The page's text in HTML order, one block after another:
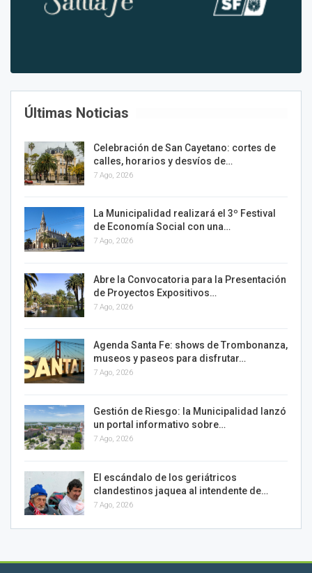
Últimas Noticias
Celebración de San Cayetano: cortes de
calles, horarios y desvíos de…
7 Ago, 2026
La Municipalidad realizará el 3º Festival
de Economía Social con una…
7 Ago, 2026
Abre la Convocatoria para la Presentación
de Proyectos Expositivos…
7 Ago, 2026
Agenda Santa Fe: shows de Trombonanza,
museos y paseos para disfrutar…
7 Ago, 2026
Gestión de Riesgo: la Municipalidad lanzó
un portal informativo sobre…
7 Ago, 2026
El escándalo de los geriátricos
clandestinos jaquea al intendente de…
7 Ago, 2026